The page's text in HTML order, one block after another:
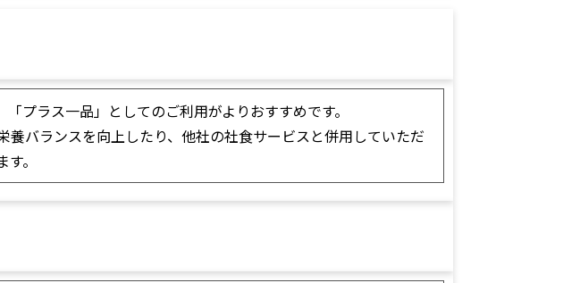
プラス一品」としてのご利用がよりおすすめです。
バランスを向上したり、他社の社食サービスと併用していただ
。